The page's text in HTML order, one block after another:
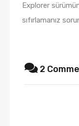
Explorer
sıfırlamanız
2